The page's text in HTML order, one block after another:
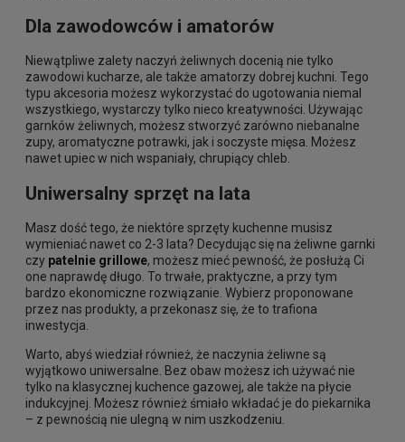
Dla zawodowców i amatorów
Niewątpliwe zalety naczyń żeliwnych docenią nie tylko
zawodowi kucharze, ale także amatorzy dobrej kuchni. Tego
typu akcesoria możesz wykorzystać do ugotowania niemal
wszystkiego, wystarczy tylko nieco kreatywności. Używając
garnków żeliwnych, możesz stworzyć zarówno niebanalne
zupy, aromatyczne potrawki, jak i soczyste mięsa. Możesz
nawet upiec w nich wspaniały, chrupiący chleb.
Uniwersalny sprzęt na lata
Masz dość tego, że niektóre sprzęty kuchenne musisz
wymieniać nawet co 2-3 lata? Decydując się na żeliwne garnki
czy patelnie grillowe, możesz mieć pewność, że posłużą Ci
one naprawdę długo. To trwałe, praktyczne, a przy tym
bardzo ekonomiczne rozwiązanie. Wybierz proponowane
przez nas produkty, a przekonasz się, że to trafiona
inwestycja.
Warto, abyś wiedział również, że naczynia żeliwne są
wyjątkowo uniwersalne. Bez obaw możesz ich używać nie
tylko na klasycznej kuchence gazowej, ale także na płycie
indukcyjnej. Możesz również śmiało wkładać je do piekarnika
– z pewnością nie ulegną w nim uszkodzeniu.